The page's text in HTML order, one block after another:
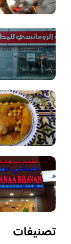
تصنيفات